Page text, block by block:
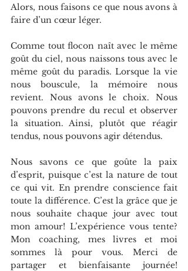
Alors, nous faisons ce que nous avons à
faire d’un cœur léger.
Comme tout flocon naît avec le même
goût du ciel, nous naissons tous avec le
même goût du paradis. Lorsque la vie
nous bouscule, la mémoire nous
revient. Nous avons le choix. Nous
pouvons prendre du recul et observer
la situation. Ainsi, plutôt que réagir
tendus, nous pouvons agir détendus.
Nous savons ce que goûte la paix
d’esprit, puisque c’est la nature de tout
ce qui vit. En prendre conscience fait
toute la différence. C’est la grâce que je
nous souhaite chaque jour avec tout
mon amour! L’expérience vous tente?
Mon coaching, mes livres et moi
sommes là pour vous. Merci de
partager et bienfaisante journée!